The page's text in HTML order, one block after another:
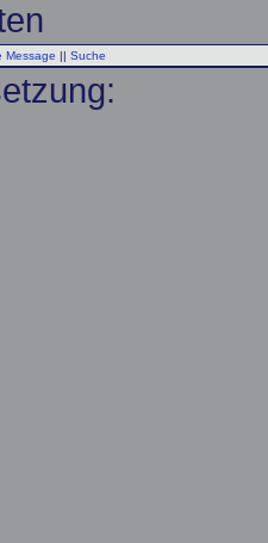
Message || Suche